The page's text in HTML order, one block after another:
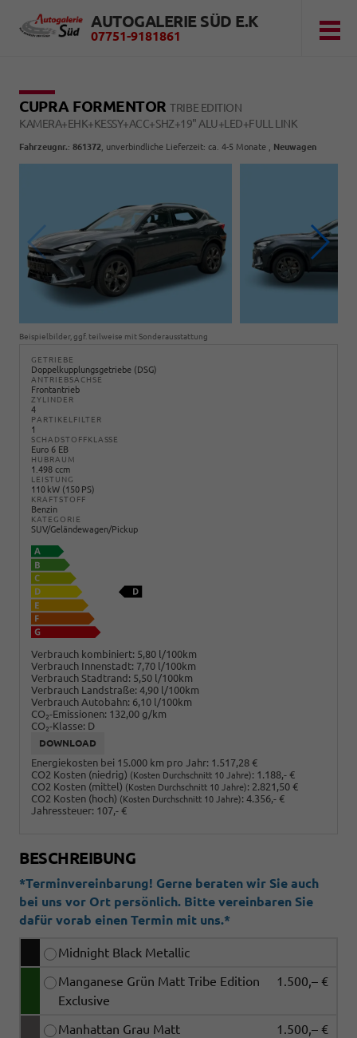
AUTOGALERIE SÜD E.K
07751-9181861
CUPRA FORMENTORTRIBE EDITION
KAMERA+EHK+KESSY+ACC+SHZ+19" ALU+LED+FULL LINK
Fahrzeugnr.: 861372 , unverbindliche Lieferzeit: ca. 4-5 Monate , Neuwagen
Beispielbilder, ggf. teilweise mit Sonderausstattung
GETRIEBE
Doppelkupplungsgetriebe (DSG)
ANTRIEBSACHSE
Frontantrieb
ZYLINDER
4
PARTIKELFILTER
1
SCHADSTOFFKLASSE
Euro 6 EB
HUBRAUM
1.498 ccm
LEISTUNG
110 kW (150 PS)
KRAFTSTOFF
Benzin
KATEGORIE
SUV/Geländewagen/Pickup
Verbrauch kombiniert: 5,80 l/100km
Verbrauch Innenstadt: 7,70 l/100km
Verbrauch Stadtrand: 5,50 l/100km
Verbrauch Landstraße: 4,90 l/100km
Verbrauch Autobahn: 6,10 l/100km
CO2-Emissionen: 132,00 g/km
CO2-Klasse: D
DOWNLOAD
Energiekosten bei 15.000 km pro Jahr: 1.517,28 €
CO2 Kosten (niedrig) (Kosten Durchschnitt 10 Jahre): 1.188,- €
CO2 Kosten (mittel) (Kosten Durchschnitt 10 Jahre): 2.821,50 €
CO2 Kosten (hoch) (Kosten Durchschnitt 10 Jahre): 4.356,- €
Jahressteuer: 107,- €
BESCHREIBUNG
*Terminvereinbarung! Gerne beraten wir Sie auch
bei uns vor Ort persönlich. Bitte vereinbaren Sie
dafür vorab einen Termin mit uns.*
Midnight Black Metallic
Manganese Grün Matt Tribe Edition
Exclusive
1.500,– €
Manhattan Grau Matt 1.500,– €